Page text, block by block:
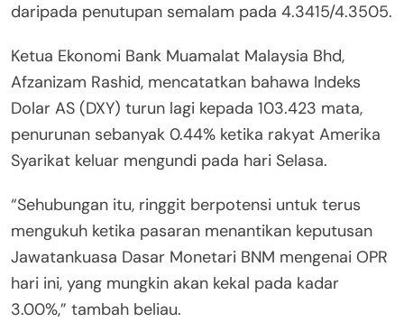
daripada penutupan semalam pada 4.3415/4.3505.
Ketua Ekonomi Bank Muamalat Malaysia Bhd,
Afzanizam Rashid, mencatatkan bahawa Indeks
Dolar AS (DXY) turun lagi kepada 103.423 mata,
penurunan sebanyak 0.44% ketika rakyat Amerika
Syarikat keluar mengundi pada hari Selasa.
“Sehubungan itu, ringgit berpotensi untuk terus
mengukuh ketika pasaran menantikan keputusan
Jawatankuasa Dasar Monetari BNM mengenai OPR
hari ini, yang mungkin akan kekal pada kadar
3.00%,” tambah beliau.